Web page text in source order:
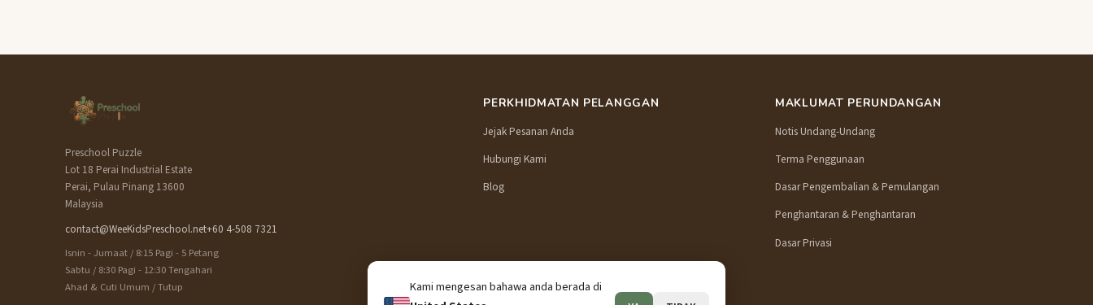
Kami mengesan bahawa anda berada di
Preschool Puzzle
Lot 18 Perai Industrial Estate
Perai, Pulau Pinang 13600
Malaysia
contact@WeeKidsPreschool.net+60 4-508 7321
Isnin - Jumaat / 8:15 Pagi - 5 Petang
Sabtu / 8:30 Pagi - 12:30 Tengahari
Ahad & Cuti Umum / Tutup
PERKHIDMATAN PELANGGAN
Jejak Pesanan Anda
Hubungi Kami
Blog
MAKLUMAT PERUNDANGAN
Notis Undang-Undang
Terma Penggunaan
Dasar Pengembalian & Pemulangan
Penghantaran & Penghantaran
Dasar Privasi